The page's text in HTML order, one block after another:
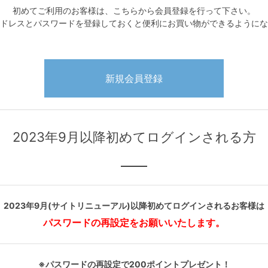
初めてご利用のお客様は、こちらから会員登録を行って下さい。
レスとパスワードを登録しておくと便利にお買い物ができるように
2023年9月以降初めてログインされる方
2023年9月(サイトリニューアル)以降初めてログインされるお客様は
パスワードの再設定をお願いいたします。
※パスワードの再設定で200ポイントプレゼント！